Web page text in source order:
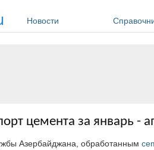
Новости
цемента за январь -
Азербайджана, обработанным